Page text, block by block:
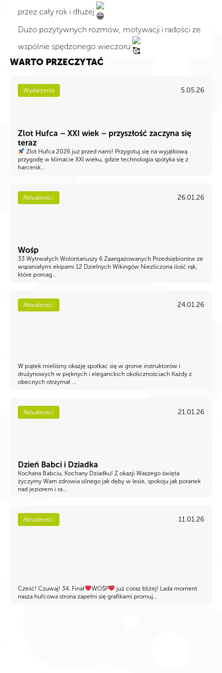
przez cały rok i dłużej
Dużo pozytywnych rozmów, motywacji i radości ze
wspólnie spędzonego wieczoru
WARTO PRZECZYTAĆ
Wydarzenia 5.05.26
Zlot Hufca – XXI wiek – przyszłość zaczyna się
teraz
Zlot Hufca 2026 już przed nami! Przygotuj się na wyjątkową
przygodę w klimacie XXI wieku, gdzie technologia spotyka się z
harcersk...
Aktualności 26.01.26
Wośp
33 Wytrwałych Wolontariuszy 6 Zaangażowanych Przedsiębiorstw ze
wspaniałymi ekipami 12 Dzielnych Wikingów Niezliczona ilość rąk,
które pomag...
Aktualności 24.01.26
W piątek mieliśmy okazję spotkać się w gronie instruktorów i
drużynowych w pięknych i eleganckich okolicznościach Każdy z
obecnych otrzymał ...
Aktualności 21.01.26
Dzień Babci i Dziadka
Kochana Babciu, Kochany Dziadku! Z okazji Waszego święta
życzymy Wam zdrowia silnego jak dęby w lesie, spokoju jak poranek
nad jeziorem i ra...
Aktualności 11.01.26
Cześć! Czuwaj! 34. Finał WOŚP
już coraz bliżej! Lada moment
nasza hufcowa strona zapełni się grafikami promuj...